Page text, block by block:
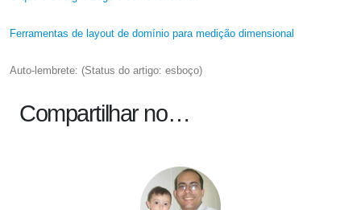
Ferramentas de layout de domínio para medição dimensional
Auto-lembrete: (Status do artigo: esboço)
Compartilhar no…